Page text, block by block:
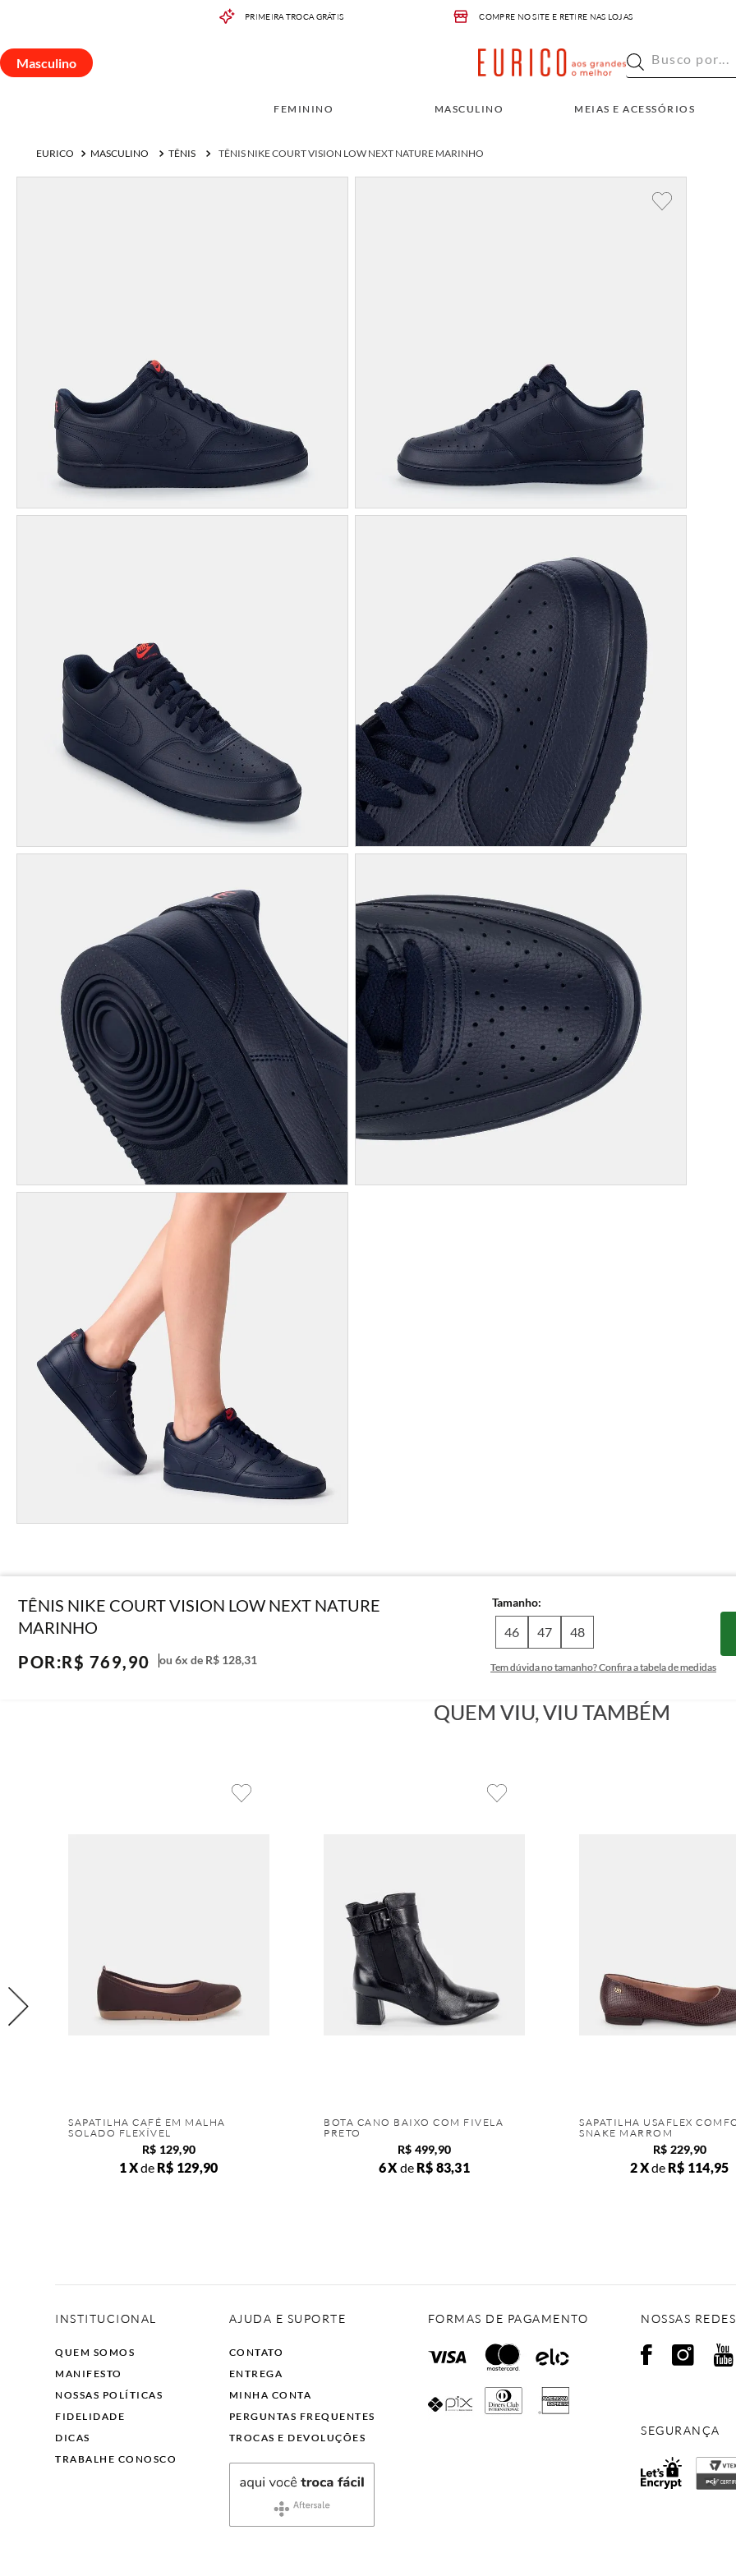
PRIMEIRA TROCA GRÁTIS COMPRE NO SITE E RETIRE NAS LOJAS
Masculino
Busco por...
FEMININO MASCULINO MEIAS E ACESSÓRIOS
MASCULINO TÊNIS TÊNIS NIKE COURT VISION LOW NEXT NATURE MARINHO
TÊNIS NIKE COURT VISION LOW NEXT NATURE
MARINHO
POR:R$ 769,90 ou 6x de R$ 128,31
Tamanho
46 47 48
Tem dúvida no tamanho? Confira a tabela de medidas
QUEM VIU, VIU TAMBÉM
SAPATILHA CAFÉ EM MALHA
SOLADO FLEXÍVEL
R$ 129,90
1 de R$ 129,90
BOTA CANO BAIXO COM FIVELA
PRETO
R$ 499,90
6 de R$ 83,31
SAPATILHA USAFLEX
SNAKE MARROM
R$ 229,90
2 de R$ 114,95
INSTITUCIONAL
QUEM SOMOS
MANIFESTO
NOSSAS POLÍTICAS
FIDELIDADE
DICAS
TRABALHE CONOSCO
AJUDA E SUPORTE
CONTATO
ENTREGA
MINHA CONTA
PERGUNTAS FREQUENTES
TROCAS E DEVOLUÇÕES
FORMAS DE PAGAMENTO NOSSAS
SEGURANÇA